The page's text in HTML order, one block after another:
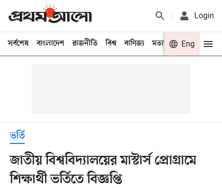
Login
সর্বশেষ বাংলাদেশ রাজনীতি বিশ্ব বাণিজ্য মতামত খেলা
Eng
ভর্তি
জাতীয় বিশ্ববিদ্যালয়ের মাস্টার্স প্রোগ্রামে
শিক্ষার্থী ভর্তিতে বিজ্ঞপ্তি